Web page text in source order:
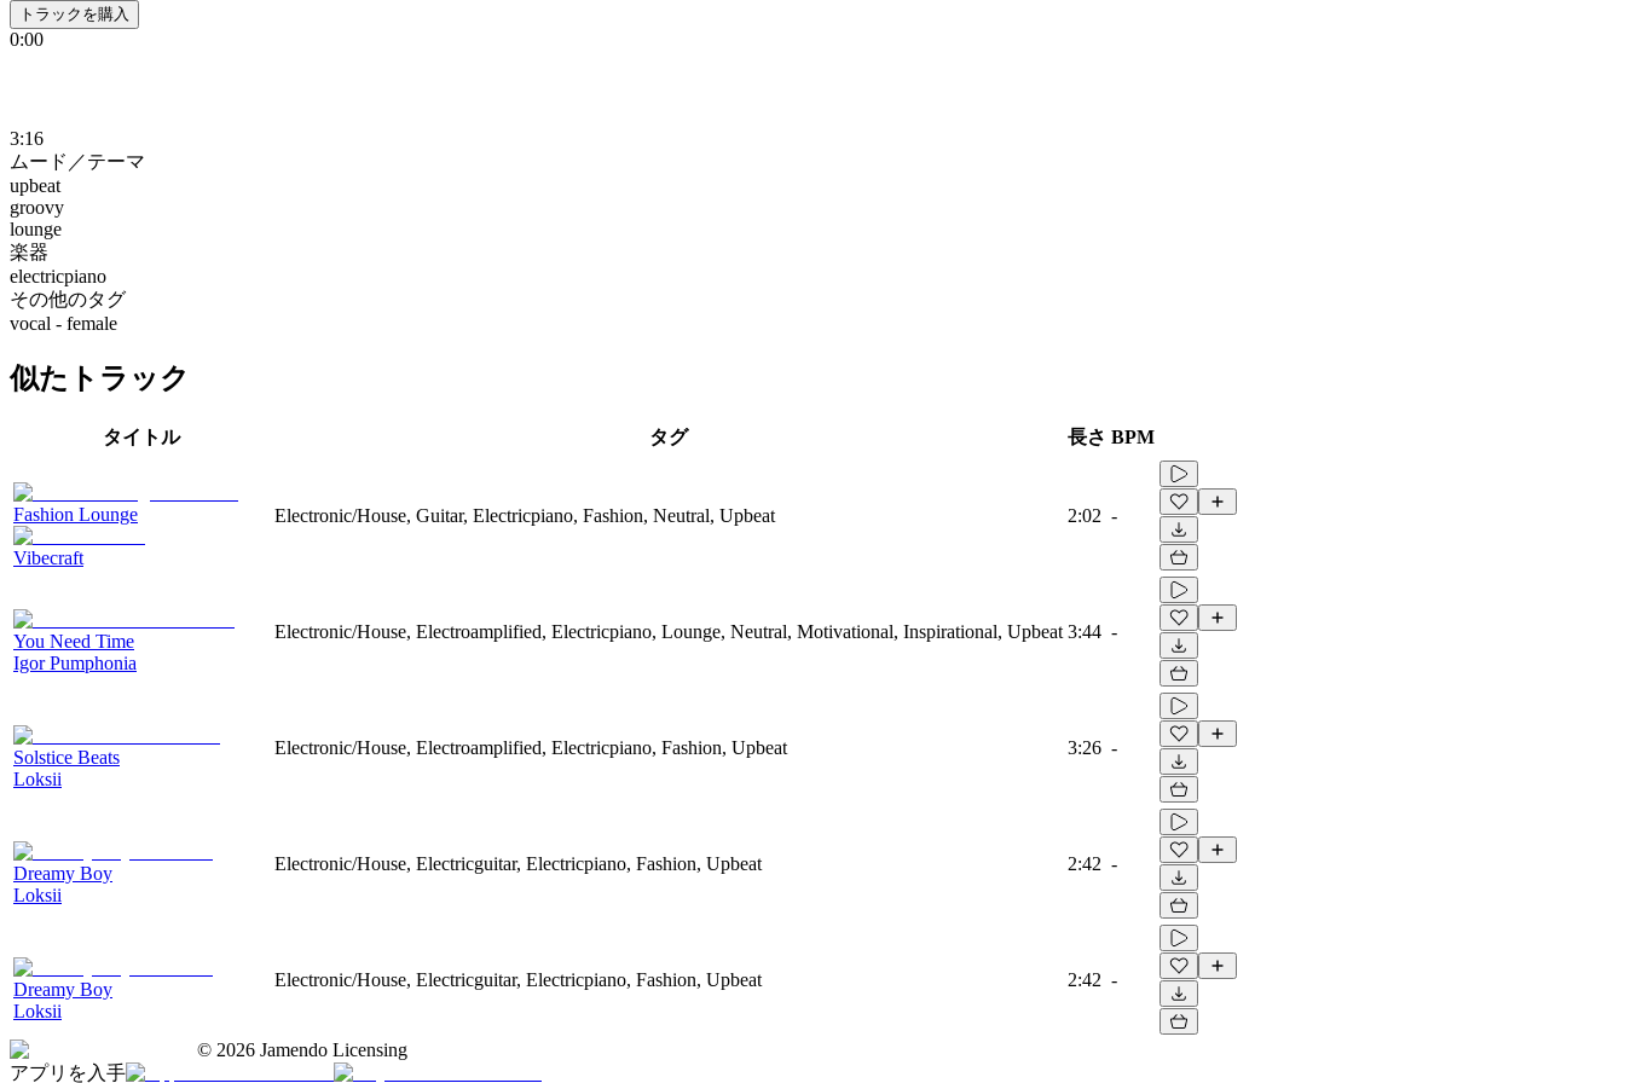
トラックを購入
0:00
3:16
ムード／テーマ
upbeat
groovy
lounge
楽器
electricpiano
その他のタグ
vocal - female
似たトラック
タイトル タグ 長さ BPM
Fashion Lounge
Vibecraft
Electronic/House, Guitar, Electricpiano, Fashion, Neutral, Upbeat 2:02 -
You Need Time
Igor Pumphonia
Electronic/House, Electroamplified, Electricpiano, Lounge, Neutral, Motivational, Inspirational, Upbeat 3:44 -
Solstice Beats
Loksii
Electronic/House, Electroamplified, Electricpiano, Fashion, Upbeat 3:26 -
Dreamy Boy
Loksii
Electronic/House, Electricguitar, Electricpiano, Fashion, Upbeat 2:42 -
Dreamy Boy
Loksii
Electronic/House, Electricguitar, Electricpiano, Fashion, Upbeat 2:42 -
© 2026 Jamendo Licensing
アプリを入手